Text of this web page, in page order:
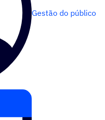
Gestão do público